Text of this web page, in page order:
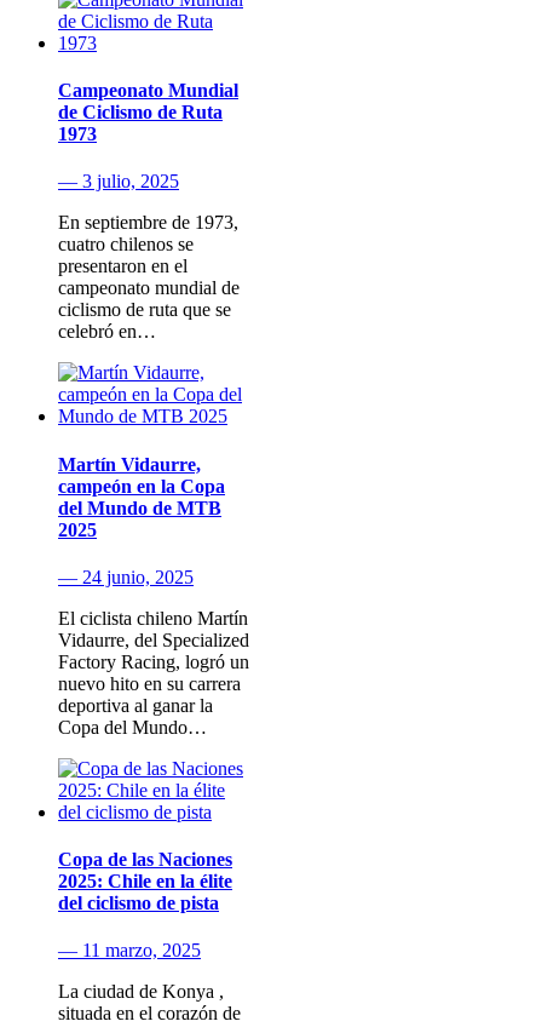
Campeonato Mundial
de Ciclismo de Ruta
1973
— 3 julio, 2025
En septiembre de 1973,
cuatro chilenos se
presentaron en el
campeonato mundial de
ciclismo de ruta que se
celebró en…
Martín Vidaurre,
campeón en la Copa
del Mundo de MTB
2025
— 24 junio, 2025
El ciclista chileno Martín
Vidaurre, del Specialized
Factory Racing, logró un
nuevo hito en su carrera
deportiva al ganar la
Copa del Mundo…
Copa de las Naciones
2025: Chile en la élite
del ciclismo de pista
— 11 marzo, 2025
La ciudad de Konya ,
situada en el corazón de